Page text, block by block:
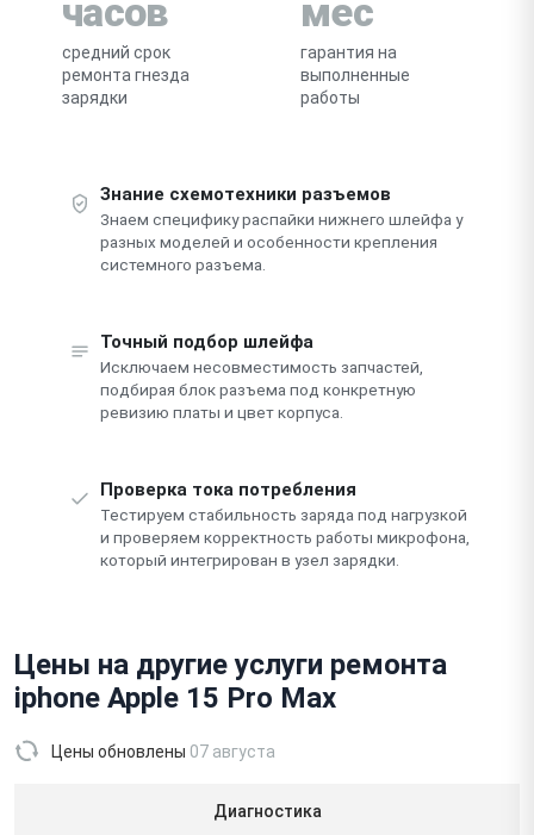
часов
средний срок
ремонта гнезда
зарядки
мес
гарантия на
выполненные
работы
Знание схемотехники разъемов
Знаем специфику распайки нижнего шлейфа у
разных моделей и особенности крепления
системного разъема.
Точный подбор шлейфа
Исключаем несовместимость запчастей,
подбирая блок разъема под конкретную
ревизию платы и цвет корпуса.
Проверка тока потребления
Тестируем стабильность заряда под нагрузкой
и проверяем корректность работы микрофона,
который интегрирован в узел зарядки.
Цены на другие услуги ремонта
iphone Apple 15 Pro Max
Цены обновлены 07 августа
Диагностика